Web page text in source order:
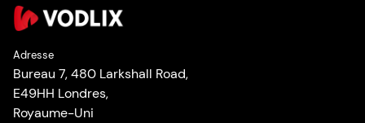
Adresse
Bureau 7, 480 Larkshall Road,
E49HH Londres,
Royaume-Uni